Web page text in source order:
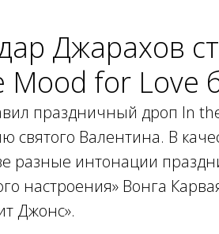
Джарахов
Mood for Love
праздничный дроп In
Валентина. В
разные интонации
настроения» Вонга
Джонс».